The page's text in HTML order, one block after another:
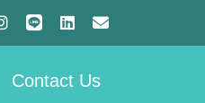
Contact Us